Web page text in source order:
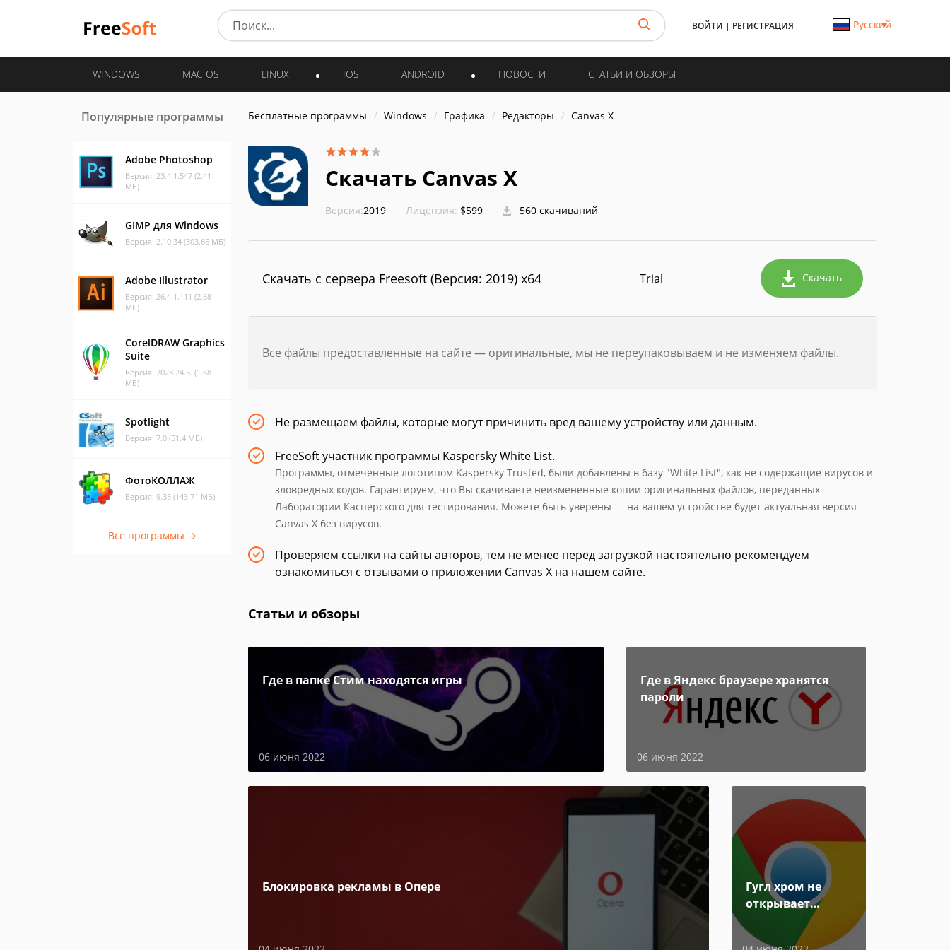
ВОЙТИ | РЕГИСТРАЦИЯ Русский
WINDOWS MAC OS LINUX IOS ANDROID НОВОСТИ СТАТЬИ И ОБЗОРЫ
Популярные программы
Adobe Photoshop
Версия: 23.4.1.547 (2.41
МБ)
GIMP для Windows
Версия: 2.10.34 (303.66 МБ)
Adobe Illustrator
Версия: 26.4.1.111 (2.68
МБ)
CorelDRAW Graphics
Suite
Версия: 2023 24.5. (1.68
МБ)
Spotlight
Версия: 7.0 (51.4 МБ)
ФотоКОЛЛАЖ
Версия: 9.35 (143.71 МБ)
Все программы →
Бесплатные программы Windows Графика Редакторы Canvas X
Скачать Canvas X
Версия:2019 Лицензия: $599 560 скачиваний
Скачать с сервера Freesoft (Версия: 2019) x64 Trial Скачать
Все файлы предоставленные на сайте — оригинальные, мы не переупаковываем и не изменяем файлы.
Не размещаем файлы, которые могут причинить вред вашему устройству или данным.
FreeSoft участник программы Kaspersky White List.
Программы, отмеченные логотипом Kaspersky Trusted, были добавлены в базу "White List", как не содержащие вирусов и
зловредных кодов. Гарантируем, что Вы скачиваете неизмененные копии оригинальных файлов, переданных
Лаборатории Касперского для тестирования. Можете быть уверены — на вашем устройстве будет актуальная версия
Canvas X без вирусов.
Проверяем ссылки на сайты авторов, тем не менее перед загрузкой настоятельно рекомендуем
ознакомиться с отзывами о приложении Canvas X на нашем сайте.
Статьи и обзоры
Где в папке Стим находятся игры
06 июня 2022
Где в Яндекс браузере хранятся
пароли
06 июня 2022
Блокировка рекламы в Опере
Гугл хром не
открывает